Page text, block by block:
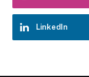
LinkedIn